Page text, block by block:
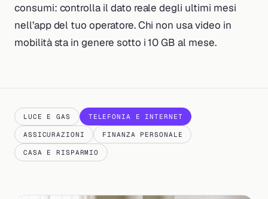
consumi: controlla il dato reale degli ultimi mesi
nell’app del tuo operatore. Chi non usa video in
mobilità sta in genere sotto i 10 GB al mese.
LUCE E GAS TELEFONIA E INTERNET
ASSICURAZIONI FINANZA PERSONALE
CASA E RISPARMIO